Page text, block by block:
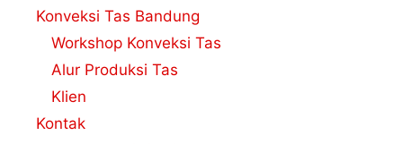
Konveksi Tas Bandung
Workshop Konveksi Tas
Alur Produksi Tas
Klien
Kontak